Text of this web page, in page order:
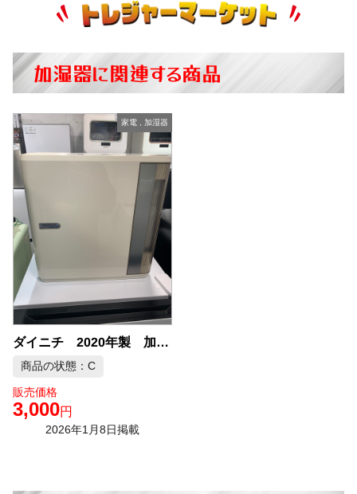
加湿器に関連する商品
家電, 加湿器
ダイニチ 2020年製 加湿器 中古品販売
商品の状態：C
販売価格
3,000円
2026年1月8日掲載